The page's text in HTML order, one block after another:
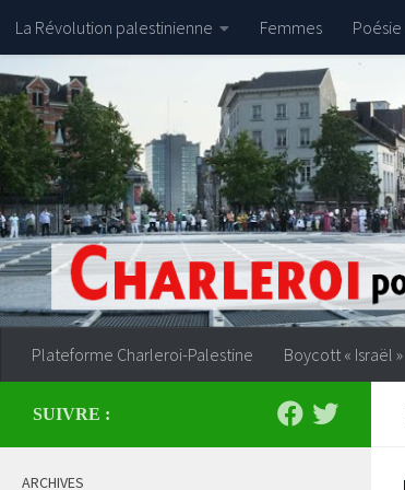
Skip to content
La Révolution palestinienne Femmes Poésie
Plateforme Charleroi-Palestine Boycott « Israël »
SUIVRE :
ARCHIVES